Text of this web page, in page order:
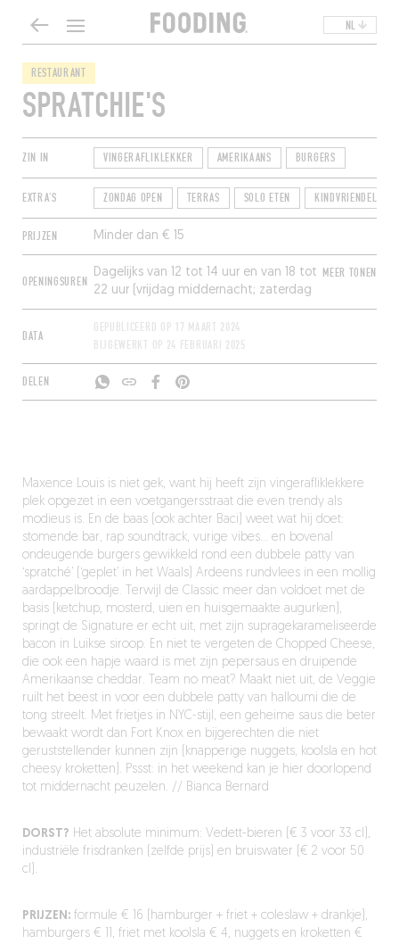
NL
RESTAURANT
SPRATCHIE'S
ZIN IN VINGERAFLIKLEKKER AMERIKAANS BURGERS
EXTRA'S ZONDAG OPEN TERRAS SOLO ETEN KINDVRIENDELIJK
PRIJZEN Minder dan € 15
OPENINGSUREN
Dagelijks van 12 tot 14 uur en van 18 tot
22 uur (vrijdag middernacht; zaterdag
doorlopend van middag tot
middernacht).
MEER TONEN
DATA
GEPUBLICEERD OP
17 MAART 2024
BIJGEWERKT OP 24 FEBRUARI 2025
DELEN
Maxence Louis is niet gek, want hij heeft zijn vingerafliklekkere
plek opgezet in een voetgangersstraat die even trendy als
modieus is. En de baas (ook achter Baci) weet wat hij doet:
stomende bar, rap soundtrack, vurige vibes… en bovenal
ondeugende burgers gewikkeld rond een dubbele patty van
‘spratché’ (‘geplet’ in het Waals) Ardeens rundvlees in een mollig
aardappelbroodje. Terwijl de Classic meer dan voldoet met de
basis (ketchup, mosterd, uien en huisgemaakte augurken),
springt de Signature er echt uit, met zijn supragekarameliseerde
bacon in Luikse siroop. En niet te vergeten de Chopped Cheese,
die ook een hapje waard is met zijn pepersaus en druipende
Amerikaanse cheddar. Team no meat? Maakt niet uit, de Veggie
ruilt het beest in voor een dubbele patty van halloumi die de
tong streelt. Met frietjes in NYC-stijl, een geheime saus die beter
bewaakt wordt dan Fort Knox en bijgerechten die niet
geruststellender kunnen zijn (knapperige nuggets, koolsla en hot
cheesy kroketten). Pssst: in het weekend kan je hier doorlopend
tot middernacht peuzelen. // Bianca Bernard
DORST? Het absolute minimum: Vedett-bieren (€ 3 voor 33 cl),
industriële frisdranken (zelfde prijs) en bruiswater (€ 2 voor 50
cl).
PRIJZEN:formule € 16 (hamburger + friet + coleslaw + drankje),
hamburgers € 11, friet met koolsla € 4, nuggets en kroketten €